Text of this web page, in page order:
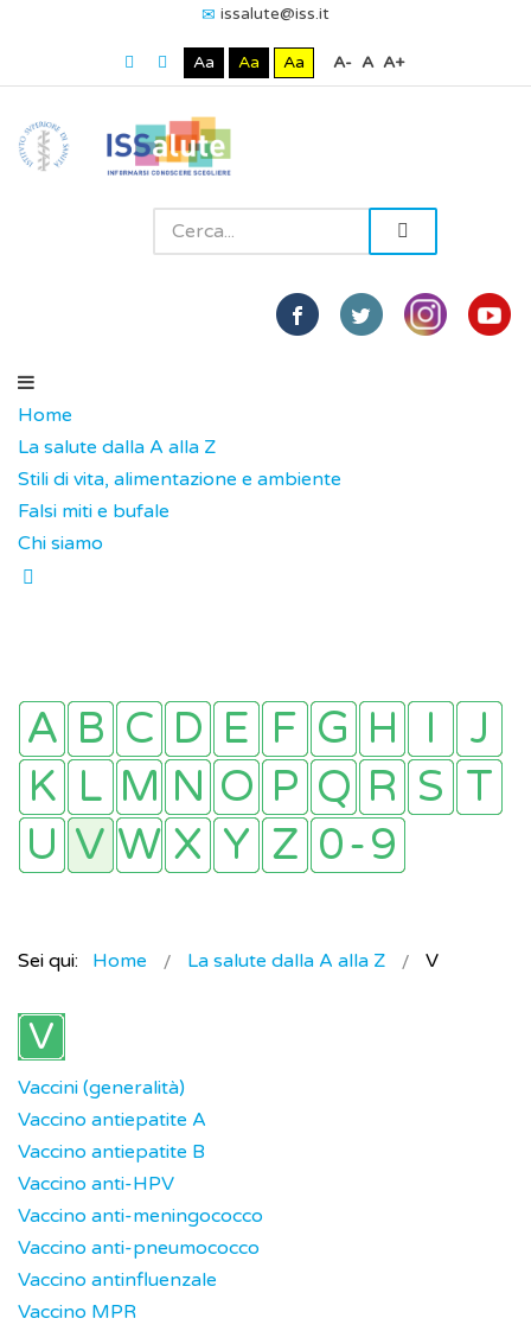
issalute@iss.it
Aa Aa Aa A- A A+
Home
La salute dalla A alla Z
Stili di vita, alimentazione e ambiente
Falsi miti e bufale
Chi siamo
Sei qui: Home La salute dalla A alla Z V
Vaccini (generalità)
Vaccino antiepatite A
Vaccino antiepatite B
Vaccino anti-HPV
Vaccino anti-meningococco
Vaccino anti-pneumococco
Vaccino antinfluenzale
Vaccino MPR